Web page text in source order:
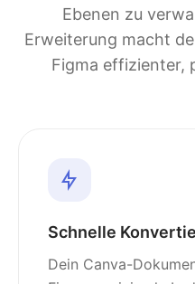
Ebenen zu
Erweiterung macht
Figma effizienter,
Schnelle
Dein Canva-